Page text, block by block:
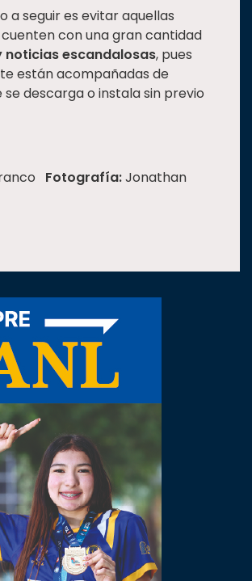
a seguir es evitar aquellas
con una gran cantidad
noticias escandalosas, pues
están acompañadas de
descarga o instala sin previo
Fotografía:Jonathan